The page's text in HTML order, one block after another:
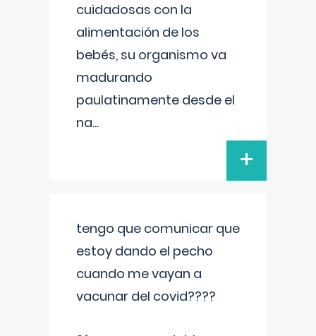
cuidadosas con la
alimentación de los
bebés, su organismo va
madurando
paulatinamente desde el
na...
+
tengo que comunicar que
estoy dando el pecho
cuando me vayan a
vacunar del covid????